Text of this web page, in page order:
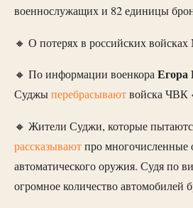
военнослужащих и 82 единицы
🔸 О потерях в российских
🔸 По информации военкораЕгора
Суджыперебрасываютвойска ЧВК
🔸 Жители Суджи, которые
рассказываютпро многочисленные
автоматического оружия. Судя по
огромное количество автомобилей